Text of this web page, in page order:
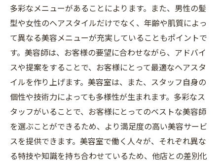
多彩なメニューがあることによります。また、男性の髪
型や女性のヘアスタイルだけでなく、年齢や肌質によっ
て異なる美容メニューが充実していることもポイントで
す。美容師は、お客様の要望に合わせながら、アドバイ
スや提案をすることで、お客様にとって最適なヘアスタ
イルを作り上げます。美容室は、また、スタッフ自身の
個性や技術力によっても多様性が生まれます。多彩なス
タッフがいることで、お客様にとってのベストな美容師
を選ぶことができるため、より満足度の高い美容サービ
スを提供できます。美容室で働く人々が、それぞれ異な
る特技や知識を持ち合わせているため、他店との差別化